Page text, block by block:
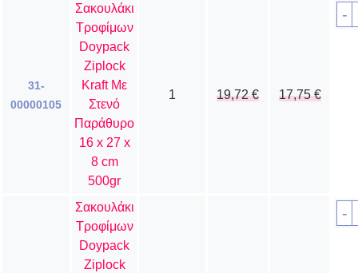
31-
00000105
Σακουλάκι
Τροφίμων
Doypack
Ziplock
Kraft Με
Στενό
Παράθυρο
16 x 27 x
8 cm
500gr
1 19,72€ 17,75€
-
Σακουλάκι
Τροφίμων
Doypack
Ziplock
-